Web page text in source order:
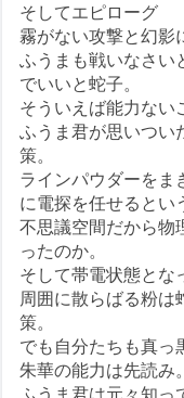
そしてエピローグ
霧がない攻撃と幻影
ふうまも戦いなさい
でいいと蛇子。
そういえば能力ない
ふうま君が思いつい
策。
ラインパウダーをま
に電探を任せるとい
不思議空間だから物
ったのか。
そして帯電状態とな
周囲に散らばる粉は
策。
でも自分たちも真
朱華の能力は先読み。